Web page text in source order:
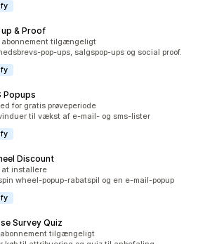
& Proof
abonnement tilgængeligt
pop-ups, salgspop-ups og social proof.
Popups
for gratis prøveperiode
til vækst af e-mail- og sms-lister
Discount
at installere
wheel-popup-rabatspil og en e-mail-popup
Survey Quiz
tilgængeligt